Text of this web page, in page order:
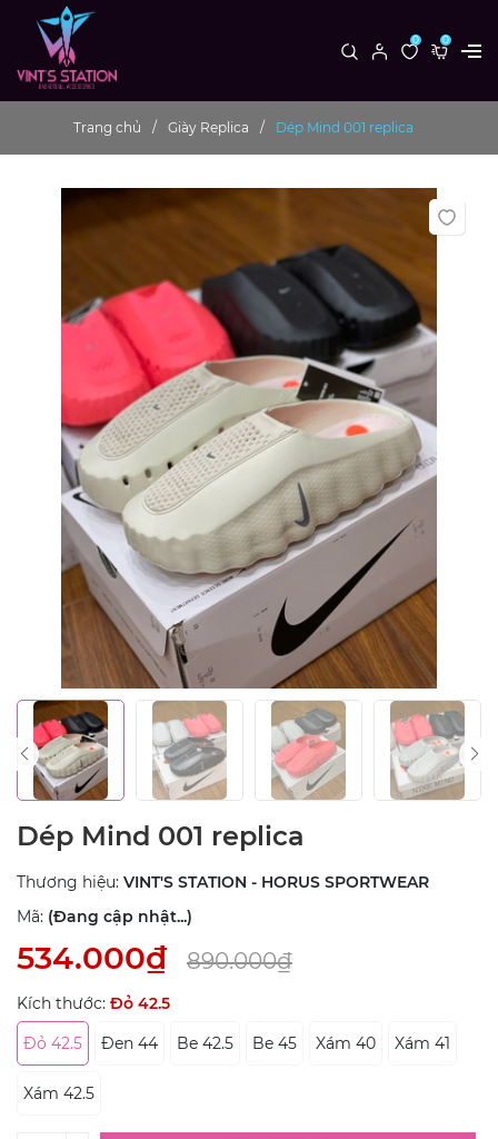
0 0
Trang chủ Giày Replica Dép Mind 001 replica
Dép Mind 001 replica
Thương hiệu: VINT'S STATION - HORUS SPORTWEAR
Mã: (Đang cập nhật...)
534.000₫ 890.000₫
Kích thước: Đỏ 42.5
Đỏ 42.5
Đen 44 Be 42.5 Be 45 Xám 40 Xám 41
Xám 42.5